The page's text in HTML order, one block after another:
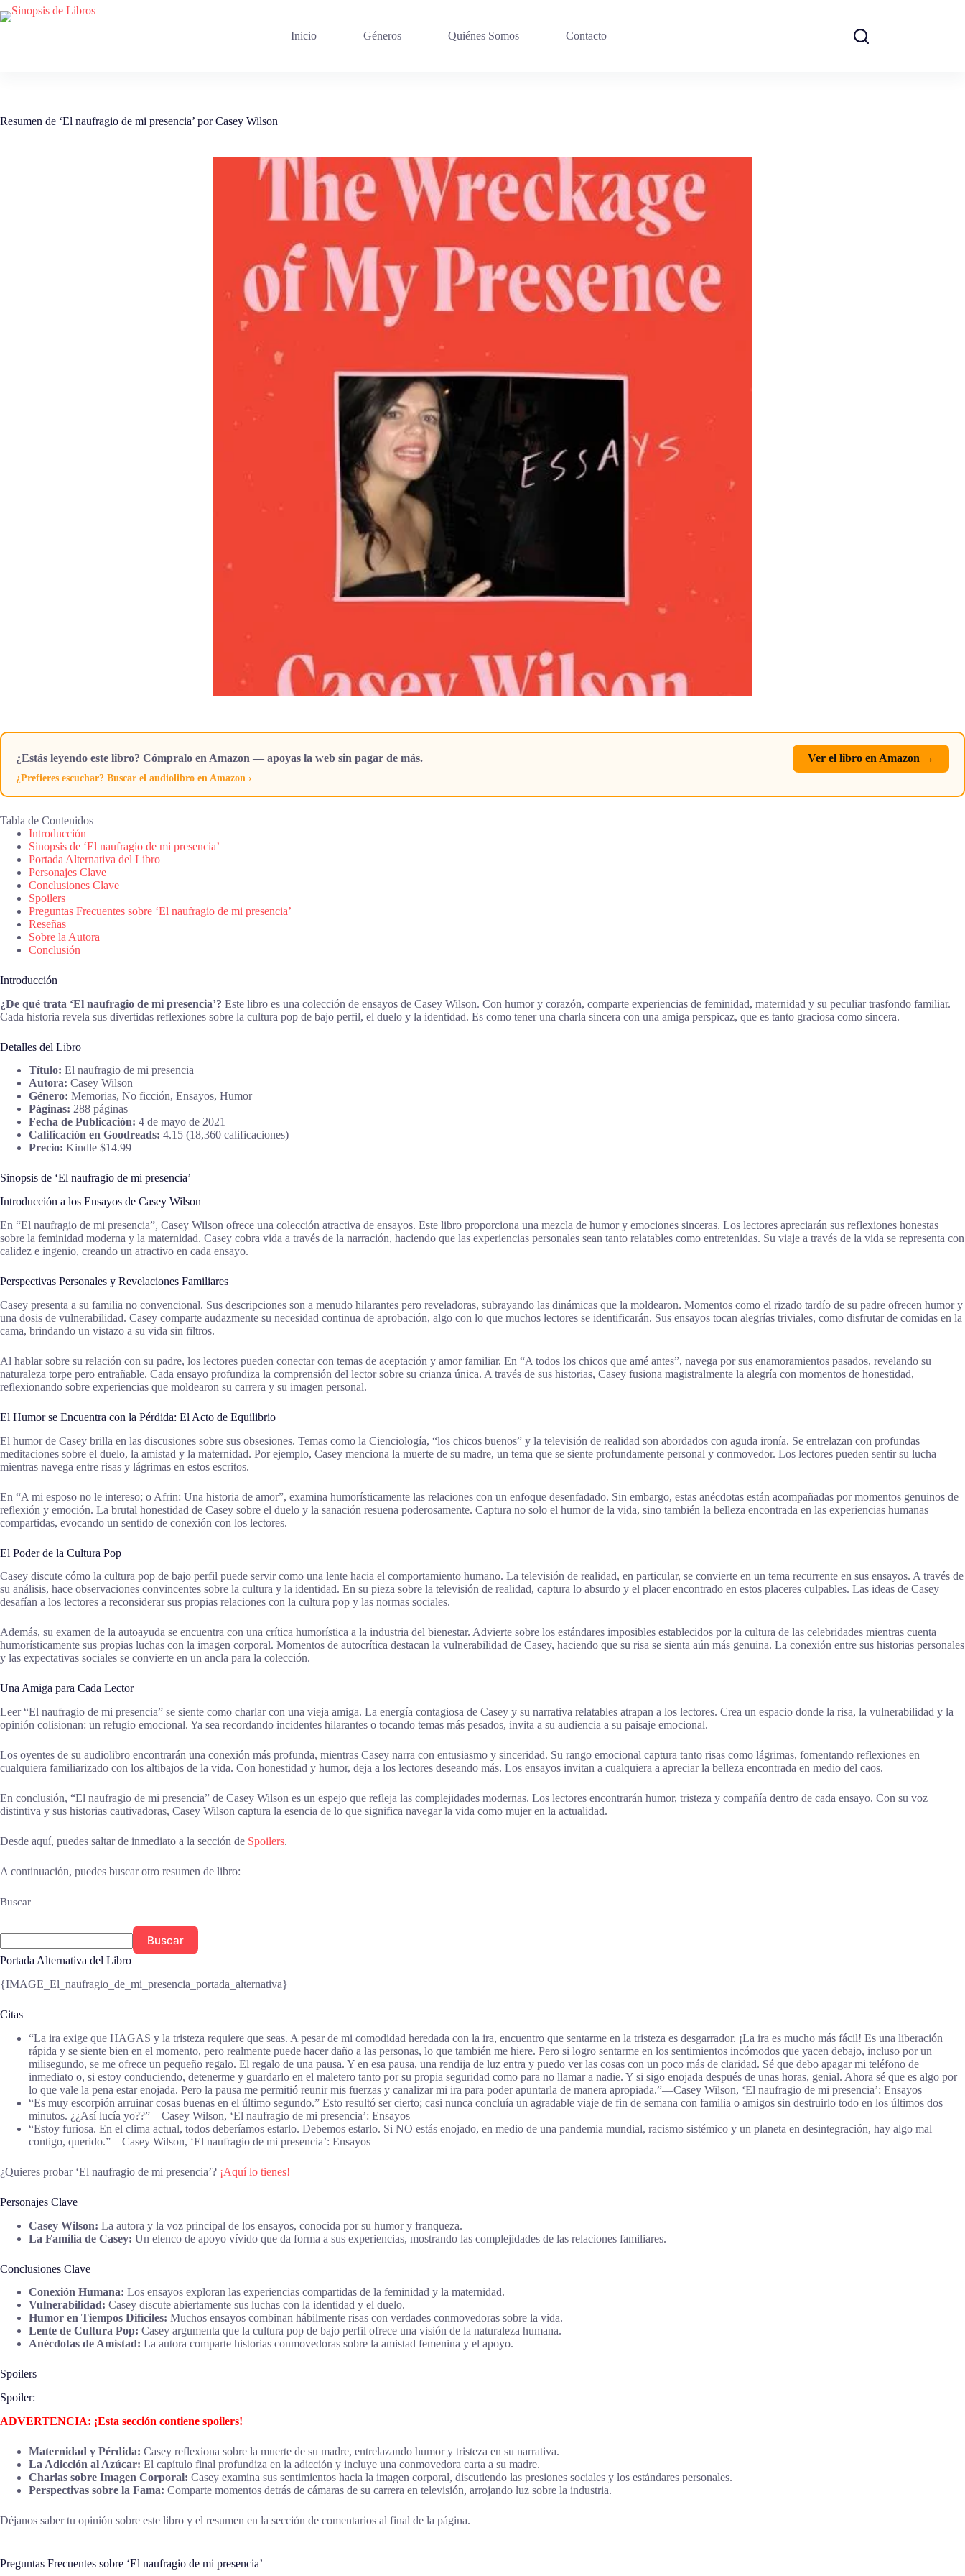
Saltar
al
Inicio Géneros Quiénes Somos Contacto
Resumen de ‘El naufragio de mi presencia’ por Casey Wilson
¿Estás leyendo este libro? Cómpralo en Amazon — apoyas la web sin pagar de más. Ver el libro en Amazon →
¿Prefieres escuchar? Buscar el audiolibro en Amazon ›
Tabla de Contenidos
Introducción
Sinopsis de ‘El naufragio de mi presencia’
Portada Alternativa del Libro
Personajes Clave
Conclusiones Clave
Spoilers
Preguntas Frecuentes sobre ‘El naufragio de mi presencia’
Reseñas
Sobre la Autora
Conclusión
Introducción
¿De qué trata ‘El naufragio de mi presencia’? Este libro es una colección de ensayos de Casey Wilson. Con humor y corazón, comparte experiencias de feminidad, maternidad y su peculiar trasfondo familiar.
Cada historia revela sus divertidas reflexiones sobre la cultura pop de bajo perfil, el duelo y la identidad. Es como tener una charla sincera con una amiga perspicaz, que es tanto graciosa como sincera.
Detalles del Libro
Título: El naufragio de mi presencia
Autora: Casey Wilson
Género: Memorias, No ficción, Ensayos, Humor
Páginas: 288 páginas
Fecha de Publicación: 4 de mayo de 2021
Calificación en Goodreads: 4.15 (18,360 calificaciones)
Precio: Kindle $14.99
Sinopsis de ‘El naufragio de mi presencia’
Introducción a los Ensayos de Casey Wilson
En “El naufragio de mi presencia”, Casey Wilson ofrece una colección atractiva de ensayos. Este libro proporciona una mezcla de humor y emociones sinceras. Los lectores apreciarán sus reflexiones honestas
sobre la feminidad moderna y la maternidad. Casey cobra vida a través de la narración, haciendo que las experiencias personales sean tanto relatables como entretenidas. Su viaje a través de la vida se representa con
calidez e ingenio, creando un atractivo en cada ensayo.
Perspectivas Personales y Revelaciones Familiares
Casey presenta a su familia no convencional. Sus descripciones son a menudo hilarantes pero reveladoras, subrayando las dinámicas que la moldearon. Momentos como el rizado tardío de su padre ofrecen humor y
una dosis de vulnerabilidad. Casey comparte audazmente su necesidad continua de aprobación, algo con lo que muchos lectores se identificarán. Sus ensayos tocan alegrías triviales, como disfrutar de comidas en la
cama, brindando un vistazo a su vida sin filtros.
Al hablar sobre su relación con su padre, los lectores pueden conectar con temas de aceptación y amor familiar. En “A todos los chicos que amé antes”, navega por sus enamoramientos pasados, revelando su
naturaleza torpe pero entrañable. Cada ensayo profundiza la comprensión del lector sobre su crianza única. A través de sus historias, Casey fusiona magistralmente la alegría con momentos de honestidad,
reflexionando sobre experiencias que moldearon su carrera y su imagen personal.
El Humor se Encuentra con la Pérdida: El Acto de Equilibrio
El humor de Casey brilla en las discusiones sobre sus obsesiones. Temas como la Cienciología, “los chicos buenos” y la televisión de realidad son abordados con aguda ironía. Se entrelazan con profundas
meditaciones sobre el duelo, la amistad y la maternidad. Por ejemplo, Casey menciona la muerte de su madre, un tema que se siente profundamente personal y conmovedor. Los lectores pueden sentir su lucha
mientras navega entre risas y lágrimas en estos escritos.
En “A mi esposo no le intereso; o Afrin: Una historia de amor”, examina humorísticamente las relaciones con un enfoque desenfadado. Sin embargo, estas anécdotas están acompañadas por momentos genuinos de
reflexión y emoción. La brutal honestidad de Casey sobre el duelo y la sanación resuena poderosamente. Captura no solo el humor de la vida, sino también la belleza encontrada en las experiencias humanas
compartidas, evocando un sentido de conexión con los lectores.
El Poder de la Cultura Pop
Casey discute cómo la cultura pop de bajo perfil puede servir como una lente hacia el comportamiento humano. La televisión de realidad, en particular, se convierte en un tema recurrente en sus ensayos. A través de
su análisis, hace observaciones convincentes sobre la cultura y la identidad. En su pieza sobre la televisión de realidad, captura lo absurdo y el placer encontrado en estos placeres culpables. Las ideas de Casey
desafían a los lectores a reconsiderar sus propias relaciones con la cultura pop y las normas sociales.
Además, su examen de la autoayuda se encuentra con una crítica humorística a la industria del bienestar. Advierte sobre los estándares imposibles establecidos por la cultura de las celebridades mientras cuenta
humorísticamente sus propias luchas con la imagen corporal. Momentos de autocrítica destacan la vulnerabilidad de Casey, haciendo que su risa se sienta aún más genuina. La conexión entre sus historias personales
y las expectativas sociales se convierte en un ancla para la colección.
Una Amiga para Cada Lector
Leer “El naufragio de mi presencia” se siente como charlar con una vieja amiga. La energía contagiosa de Casey y su narrativa relatables atrapan a los lectores. Crea un espacio donde la risa, la vulnerabilidad y la
opinión colisionan: un refugio emocional. Ya sea recordando incidentes hilarantes o tocando temas más pesados, invita a su audiencia a su paisaje emocional.
Los oyentes de su audiolibro encontrarán una conexión más profunda, mientras Casey narra con entusiasmo y sinceridad. Su rango emocional captura tanto risas como lágrimas, fomentando reflexiones en
cualquiera familiarizado con los altibajos de la vida. Con honestidad y humor, deja a los lectores deseando más. Los ensayos invitan a cualquiera a apreciar la belleza encontrada en medio del caos.
En conclusión, “El naufragio de mi presencia” de Casey Wilson es un espejo que refleja las complejidades modernas. Los lectores encontrarán humor, tristeza y compañía dentro de cada ensayo. Con su voz
distintiva y sus historias cautivadoras, Casey Wilson captura la esencia de lo que significa navegar la vida como mujer en la actualidad.
Desde aquí, puedes saltar de inmediato a la sección de Spoilers.
A continuación, puedes buscar otro resumen de libro:
Buscar
Buscar
Portada Alternativa del Libro
{IMAGE_El_naufragio_de_mi_presencia_portada_alternativa}
Citas
“La ira exige que HAGAS y la tristeza requiere que seas. A pesar de mi comodidad heredada con la ira, encuentro que sentarme en la tristeza es desgarrador. ¡La ira es mucho más fácil! Es una liberación
rápida y se siente bien en el momento, pero realmente puede hacer daño a las personas, lo que también me hiere. Pero si logro sentarme en los sentimientos incómodos que yacen debajo, incluso por un
milisegundo, se me ofrece un pequeño regalo. El regalo de una pausa. Y en esa pausa, una rendija de luz entra y puedo ver las cosas con un poco más de claridad. Sé que debo apagar mi teléfono de
inmediato o, si estoy conduciendo, detenerme y guardarlo en el maletero tanto por su propia seguridad como para no llamar a nadie. Y si sigo enojada después de unas horas, genial. Ahora sé que es algo por
lo que vale la pena estar enojada. Pero la pausa me permitió reunir mis fuerzas y canalizar mi ira para poder apuntarla de manera apropiada.”―Casey Wilson, ‘El naufragio de mi presencia’: Ensayos
“Es muy escorpión arruinar cosas buenas en el último segundo.” Esto resultó ser cierto; casi nunca concluía un agradable viaje de fin de semana con familia o amigos sin destruirlo todo en los últimos dos
minutos. ¿¿Así lucía yo??”―Casey Wilson, ‘El naufragio de mi presencia’: Ensayos
“Estoy furiosa. En el clima actual, todos deberíamos estarlo. Debemos estarlo. Si NO estás enojado, en medio de una pandemia mundial, racismo sistémico y un planeta en desintegración, hay algo mal
contigo, querido.”―Casey Wilson, ‘El naufragio de mi presencia’: Ensayos
¿Quieres probar ‘El naufragio de mi presencia’? ¡Aquí lo tienes!
Personajes Clave
Casey Wilson: La autora y la voz principal de los ensayos, conocida por su humor y franqueza.
La Familia de Casey: Un elenco de apoyo vívido que da forma a sus experiencias, mostrando las complejidades de las relaciones familiares.
Conclusiones Clave
Conexión Humana: Los ensayos exploran las experiencias compartidas de la feminidad y la maternidad.
Vulnerabilidad: Casey discute abiertamente sus luchas con la identidad y el duelo.
Humor en Tiempos Difíciles: Muchos ensayos combinan hábilmente risas con verdades conmovedoras sobre la vida.
Lente de Cultura Pop: Casey argumenta que la cultura pop de bajo perfil ofrece una visión de la naturaleza humana.
Anécdotas de Amistad: La autora comparte historias conmovedoras sobre la amistad femenina y el apoyo.
Spoilers
Spoiler:
ADVERTENCIA: ¡Esta sección contiene spoilers!
Maternidad y Pérdida: Casey reflexiona sobre la muerte de su madre, entrelazando humor y tristeza en su narrativa.
La Adicción al Azúcar: El capítulo final profundiza en la adicción y incluye una conmovedora carta a su madre.
Charlas sobre Imagen Corporal: Casey examina sus sentimientos hacia la imagen corporal, discutiendo las presiones sociales y los estándares personales.
Perspectivas sobre la Fama: Comparte momentos detrás de cámaras de su carrera en televisión, arrojando luz sobre la industria.
Déjanos saber tu opinión sobre este libro y el resumen en la sección de comentarios al final de la página.
Preguntas Frecuentes sobre ‘El naufragio de mi presencia’